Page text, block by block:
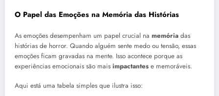
O Papel das Emoções na Memória das Histórias
As emoções desempenham um papel crucial na memória das
histórias de horror. Quando alguém sente medo ou tensão, essas
emoções ficam gravadas na mente. Isso acontece porque as
experiências emocionais são mais impactantes e memoráveis.
Aqui está uma tabela simples que ilustra isso: